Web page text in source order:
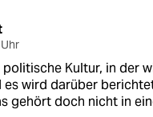
Kultur, in der
es wird darüber
gehört doch nicht in